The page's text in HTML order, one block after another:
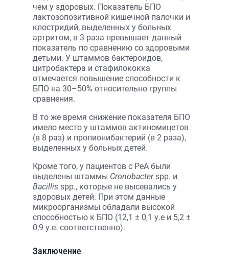
чем у здоровых. Показатель БПО
лактозопозитивной кишечной палочки и
клостридий, выделенных у больных
артритом, в 3 раза превышает данный
показатель по сравнению со здоровыми
детьми. У штаммов бактероидов,
цитробактера и стафилококка
отмечается повышение способности к
БПО на 30–50% относительно группы
сравнения.
В то же время снижение показателя БПО
имело место у штаммов актиномицетов
(в 8 раз) и пропионибактерий (в 2 раза),
выделенных у больных детей.
Кроме того, у пациентов с РеА были
выделены штаммы Cronobacterspp. и
Bacillis spp., которые не высевались у
здоровых детей. При этом данные
микроорганизмы обладали высокой
способностью к БПО (12,1 ± 0,1 у.е и 5,2 ±
0,9 у.е. соответственно).
Заключение